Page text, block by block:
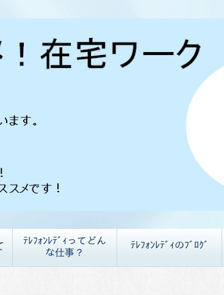
ﾃﾚﾌｫﾝﾚﾃﾞｨってどん
な仕事？
ﾃﾚﾌｫﾝﾚﾃﾞｨのﾌﾞﾛｸﾞ